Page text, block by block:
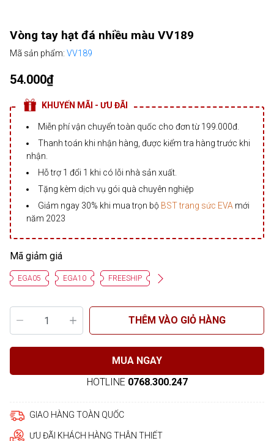
Vòng tay hạt đá nhiều màu VV189
Mã sản phẩm: VV189
54.000₫
KHUYẾN MÃI - ƯU ĐÃI
Miễn phí vận chuyển toàn quốc cho đơn từ 199.000đ.
Thanh toán khi nhận hàng, được kiểm tra hàng trước khi
nhận.
Hỗ trợ 1 đổi 1 khi có lỗi nhà sản xuất.
Tặng kèm dịch vụ gói quà chuyên nghiệp
Giảm ngay 30% khi mua trọn bộ BST trang sức EVA mới
năm 2023
Mã giảm giá
EGA05 EGA10 FREESHIP
THÊM VÀO GIỎ HÀNG
MUA NGAY
HOTLINE 0768.300.247
GIAO HÀNG TOÀN QUỐC
ƯU ĐÃI KHÁCH HÀNG THÂN THIẾT